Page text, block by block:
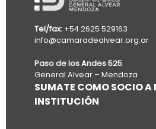
Tel/fax: +54 2625 529163
info@camaradealvear.org.ar
Paso de los Andes 525
General Alvear – Mendoza
SUMATE COMO SOCIO A
INSTITUCIÓN